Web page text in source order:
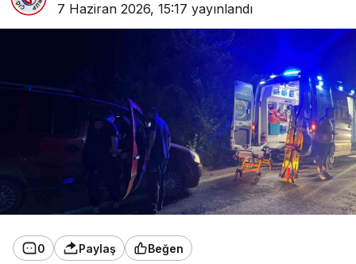
7 Haziran 2026, 15:17 yayınlandı
0 Paylaş Beğen